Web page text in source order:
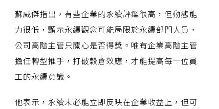
蘇威傑指出，有些企業的永續評鑑很高，但動態能
力很低，顯示永續觀念可能局限於永續部門人員，
公司高階主管只關心是否得獎。唯有企業高階主管
擔任轉型推手，打破穀倉效應，才能提高每一位員
工的永續意識。
他表示，永續未必能立即反映在企業收益上，但可